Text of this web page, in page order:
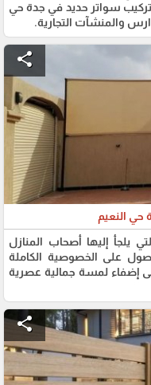
تركيب سواتر حديد في جدة حي
والمنشآت التجارية.
share
حي النعيم
يلجأ إليها أصحاب المنازل
على الخصوصية الكاملة
إضفاء لمسة جمالية عصرية
share